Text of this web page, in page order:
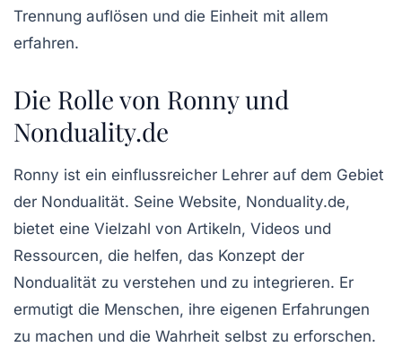
Trennung auflösen und die Einheit mit allem
erfahren.
Die Rolle von Ronny und
Nonduality.de
Ronny ist ein einflussreicher Lehrer auf dem Gebiet
der Nondualität. Seine Website, Nonduality.de,
bietet eine Vielzahl von Artikeln, Videos und
Ressourcen, die helfen, das Konzept der
Nondualität zu verstehen und zu integrieren. Er
ermutigt die Menschen, ihre eigenen Erfahrungen
zu machen und die Wahrheit selbst zu erforschen.